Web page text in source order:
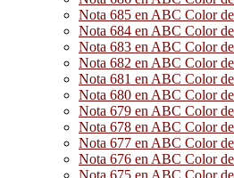
Nota 685 en ABC Color
Nota 684 en ABC Color
Nota 683 en ABC Color
Nota 682 en ABC Color
Nota 681 en ABC Color
Nota 680 en ABC Color
Nota 679 en ABC Color
Nota 678 en ABC Color
Nota 677 en ABC Color
Nota 676 en ABC Color
Nota 675 en ABC Color